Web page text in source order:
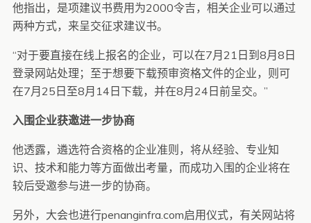
他指出，是项建议书费用为2000令吉，相关企业可以通过
两种方式，来呈交征求建议书。
“对于要直接在线上报名的企业，可以在7月21日到8月8日
登录网站处理；至于想要下载预审资格文件的企业，则可
在7月25日至8月14日下载，并在8月24日前呈交。”
入围企业获邀进一步协商
他透露，遴选符合资格的企业准则，将从经验、专业知
识、技术和能力等方面做出考量，而成功入围的企业将在
较后受邀参与进一步的协商。
另外，大会也进行penanginfra.com启用仪式，有关网站将